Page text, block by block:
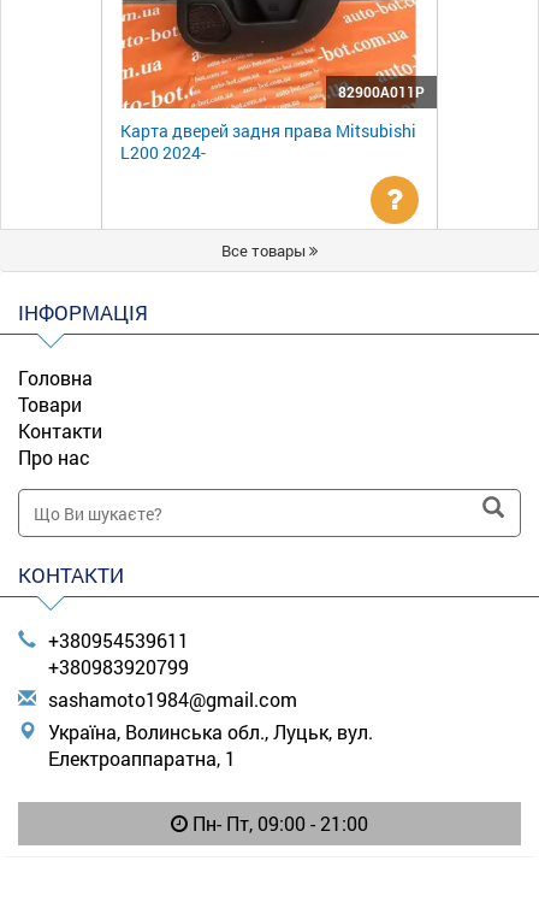
82900A011P
Карта дверей задня права Mitsubishi
L200 2024-
Уточнити
ціну
Все товары
ІНФОРМАЦІЯ
Головна
Товари
Контакти
Про нас
КОНТАКТИ
+380954539611
+380983920799
sashamoto1984@gmail.com
Україна, Волинська обл., Луцьк, вул.
Електроаппаратна, 1
Пн- Пт, 09:00 - 21:00